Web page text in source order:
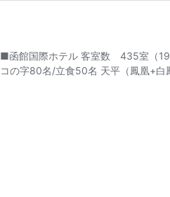
■函館国際ホテル 客室数 435室（
コの字80名/立食50名 天平（鳳凰+